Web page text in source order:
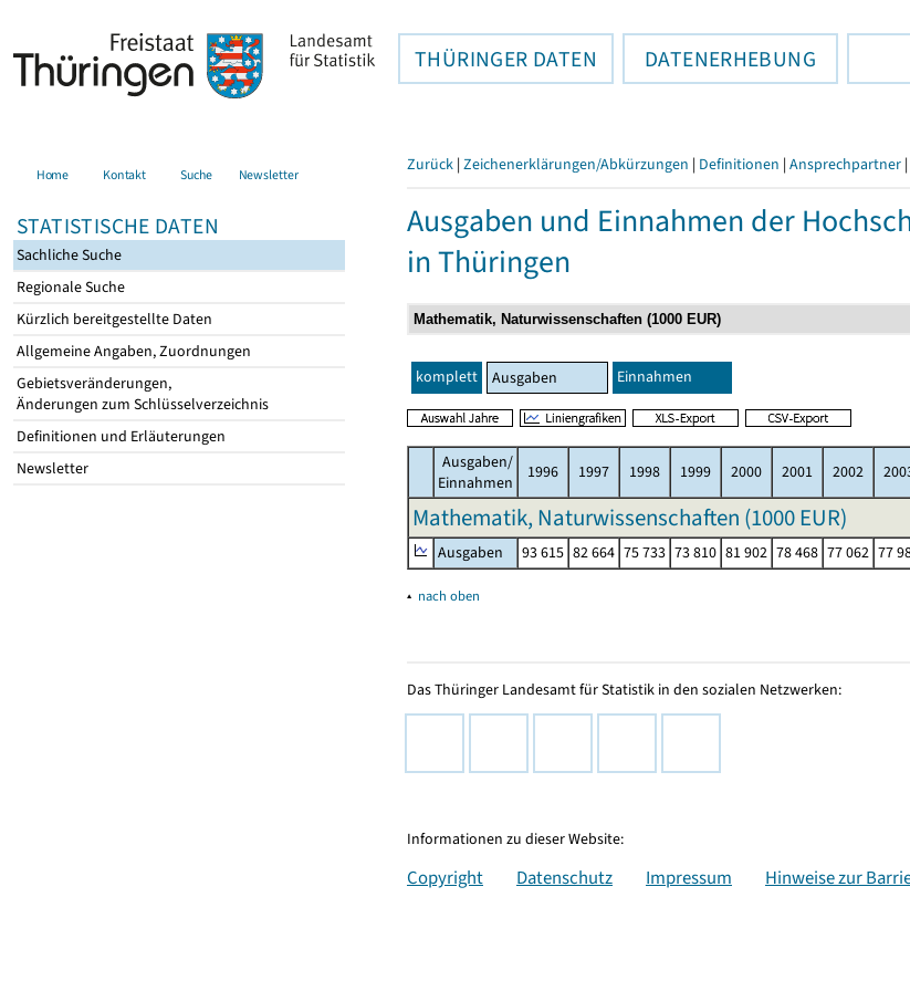
THÜRINGER DATEN DATENERHEBUNG
Home Kontakt Suche Newsletter
STATISTISCHE DATEN
Sachliche Suche
Regionale Suche
Kürzlich bereitgestellte Daten
Allgemeine Angaben, Zuordnungen
Gebietsveränderungen,
Änderungen zum Schlüsselverzeichnis
Definitionen und Erläuterungen
Newsletter
Zurück | Zeichenerklärungen/Abkürzungen | Definitionen | Ansprechpartner |
Ausgaben und Einnahmen der
in Thüringen
komplett Ausgaben Einnahmen
Ausgaben/
Einnahmen
1996 1997 1998 1999 2000 2001 2002
Mathematik, Naturwissenschaften (1000 EUR)
Ausgaben 93 615 82 664 75 733 73 810 81 902 78 468 77 062 77
▴ nach oben
Das Thüringer Landesamt für Statistik in den sozialen Netzwerken:
Informationen zu dieser Website:
Copyright Datenschutz Impressum Hinweise zur